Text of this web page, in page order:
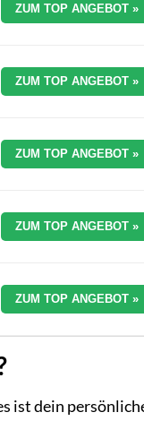
ZUM TOP ANGEBOT »
ZUM TOP ANGEBOT »
ZUM TOP ANGEBOT »
ZUM TOP ANGEBOT »
ZUM TOP ANGEBOT »
ist dein